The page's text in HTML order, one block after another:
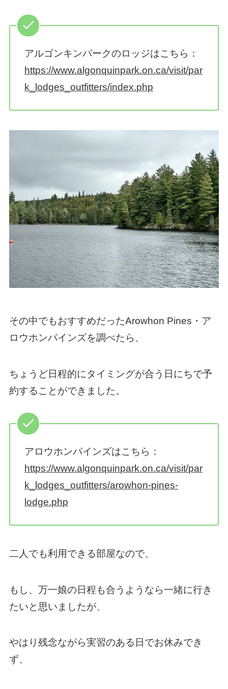
アルゴンキンパークのロッジはこちら：
https://www.algonquinpark.on.ca/visit/par
k_lodges_outfitters/index.php
その中でもおすすめだったArowhon Pines・ア
ロウホンパインズを調べたら、
ちょうど日程的にタイミングが合う日にちで予
約することができました。
アロウホンパインズはこちら：
https://www.algonquinpark.on.ca/visit/par
k_lodges_outfitters/arowhon-pines-
lodge.php
二人でも利用できる部屋なので、
もし、万一娘の日程も合うようなら一緒に行き
たいと思いましたが、
やはり残念ながら実習のある日でお休みでき
ず、